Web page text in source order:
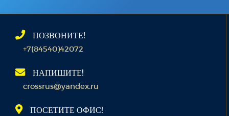
ПОЗВОНИТЕ!
+7(84540)42072
НАПИШИТЕ!
crossrus@yandex.ru
ПОСЕТИТЕ ОФИС!